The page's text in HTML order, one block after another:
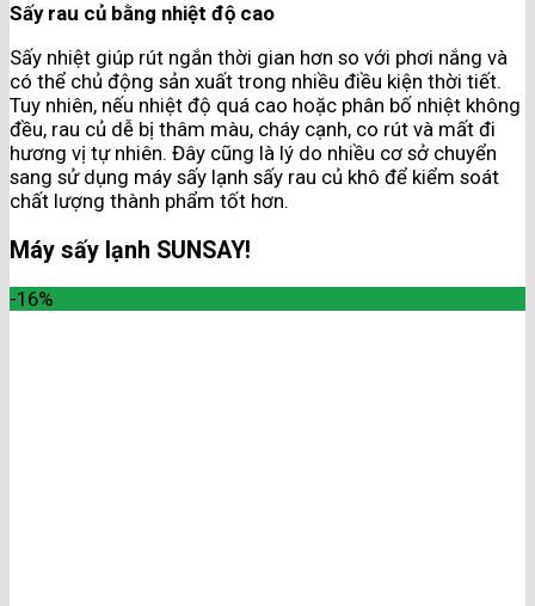
Sấy rau củ bằng nhiệt độ cao
Sấy nhiệt giúp rút ngắn thời gian hơn so với phơi nắng và
có thể chủ động sản xuất trong nhiều điều kiện thời tiết.
Tuy nhiên, nếu nhiệt độ quá cao hoặc phân bố nhiệt không
đều, rau củ dễ bị thâm màu, cháy cạnh, co rút và mất đi
hương vị tự nhiên. Đây cũng là lý do nhiều cơ sở chuyển
sang sử dụng máy sấy lạnh sấy rau củ khô để kiểm soát
chất lượng thành phẩm tốt hơn.
Máy sấy lạnh SUNSAY!
-16%